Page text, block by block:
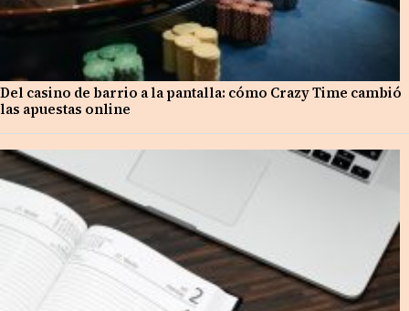
Del casino de barrio a la pantalla: cómo Crazy Time cambió
las apuestas online